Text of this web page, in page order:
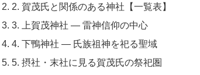
2. 賀茂氏と関係のある神社【一覧表】
3. 上賀茂神社 ― 雷神信仰の中心
4. 下鴨神社 ― 氏族祖神を祀る聖域
5. 摂社・末社に見る賀茂氏の祭祀圏